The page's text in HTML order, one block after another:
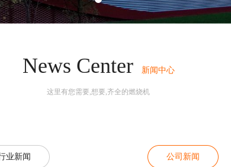
News Center 新闻中心
这里有您需要,想要,齐全的燃烧机
业新闻 公司新闻